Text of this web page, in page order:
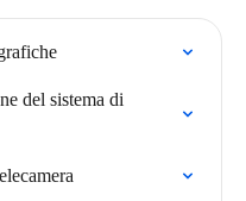
del sistema di